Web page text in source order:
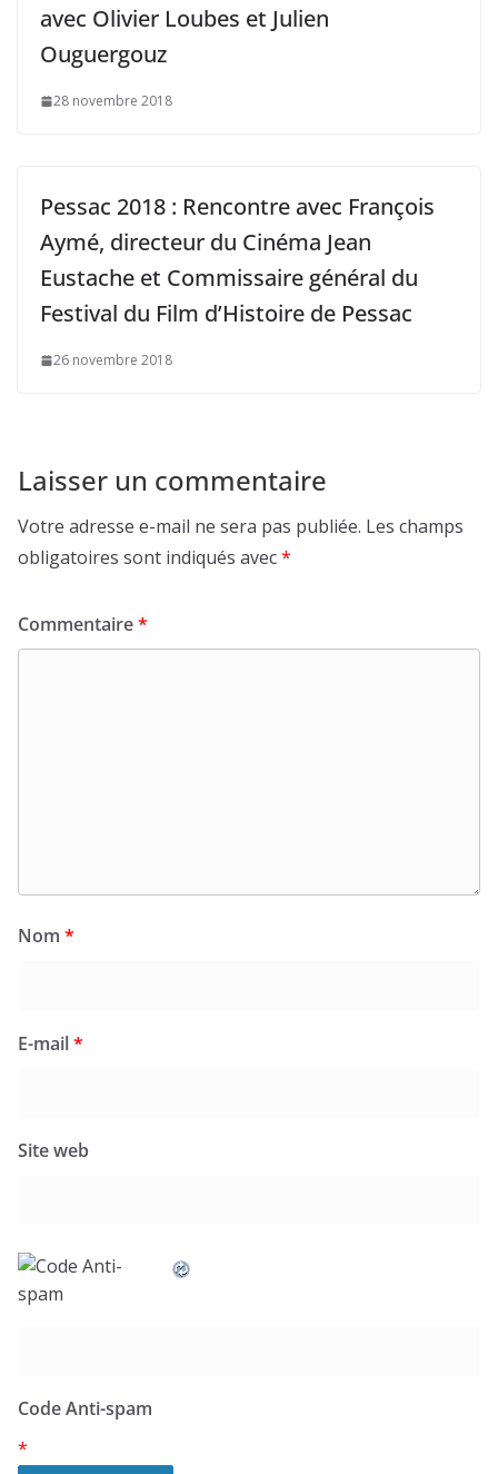
avec Olivier Loubes et Julien
Ouguergouz
28 novembre 2018
Pessac 2018 : Rencontre avec François
Aymé, directeur du Cinéma Jean
Eustache et Commissaire général du
Festival du Film d’Histoire de Pessac
26 novembre 2018
Laisser un commentaire
Votre adresse e-mail ne sera pas publiée. Les champs
obligatoires sont indiqués avec*
Commentaire*
Nom *
E-mail*
Site web
Code Anti-spam
*